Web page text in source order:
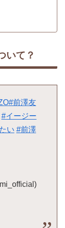
いて？
#前澤友
#イージー
い #前澤